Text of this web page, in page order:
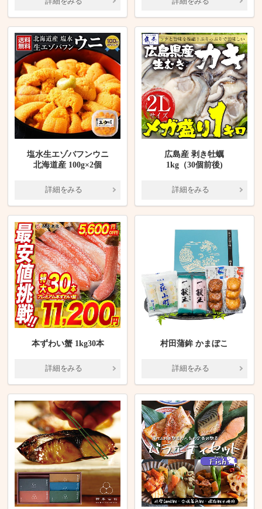
塩水生エゾバフンウニ
北海道産 100g×2個
詳細をみる
広島産 剥き牡蠣
1kg（30個前後)
詳細をみる
本ずわい蟹 1kg30本
詳細をみる
村田蒲鉾 かまぼこ
詳細をみる